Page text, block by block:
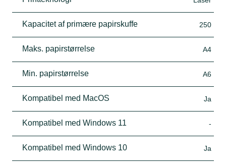
Kapacitet af primære papirskuffe 250
Maks. papirstørrelse A4
Min. papirstørrelse A6
Kompatibel med MacOS Ja
Kompatibel med Windows 11 -
Kompatibel med Windows 10 Ja